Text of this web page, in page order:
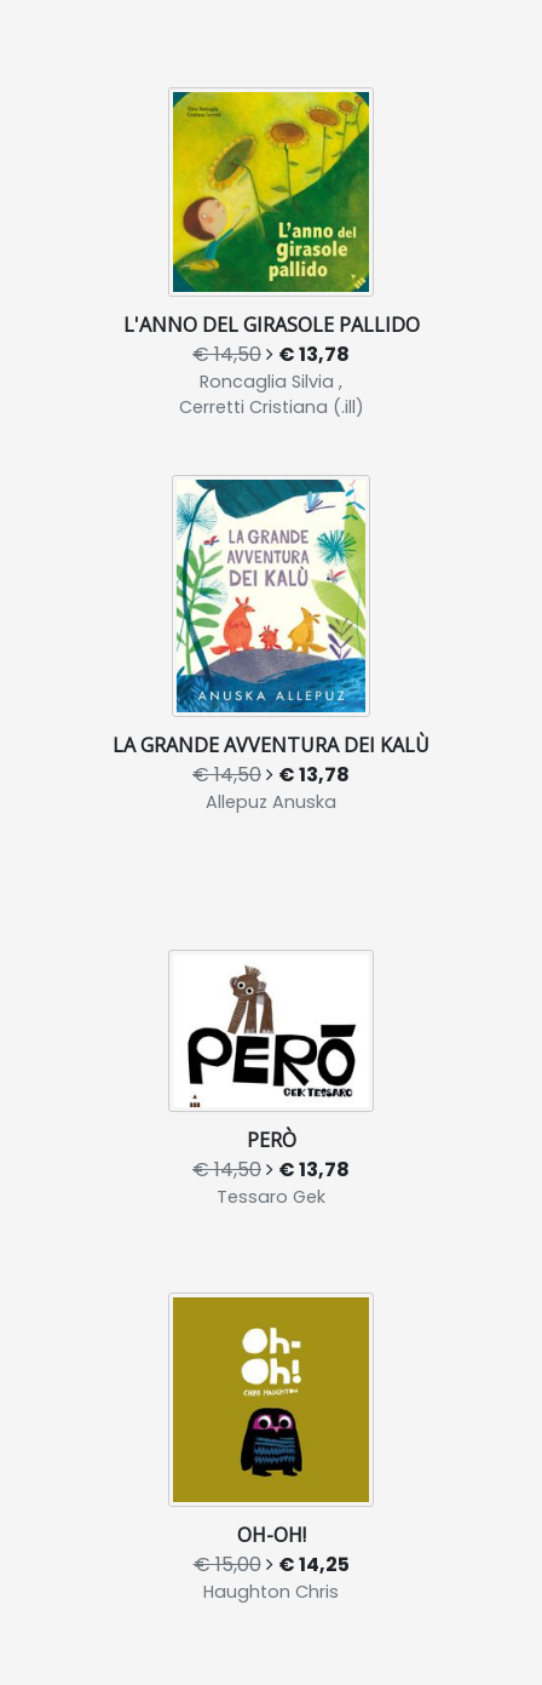
L'ANNO DEL GIRASOLE PALLIDO
€ 14,50 € 13,78
Roncaglia Silvia ,
Cerretti Cristiana (.ill)
LA GRANDE AVVENTURA DEI KALÙ
€ 14,50 € 13,78
Allepuz Anuska
PERÒ
€ 14,50 € 13,78
Tessaro Gek
OH-OH!
€ 15,00 € 14,25
Haughton Chris